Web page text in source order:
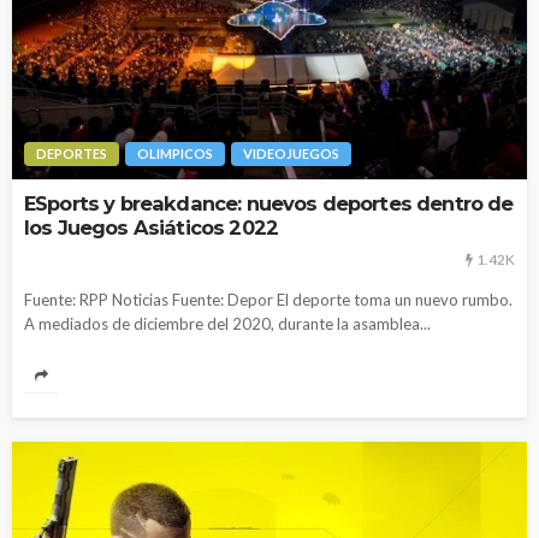
DEPORTES OLIMPICOS VIDEOJUEGOS
ESports y breakdance: nuevos deportes dentro de
los Juegos Asiáticos 2022
1.42K
Fuente: RPP Noticias Fuente: Depor El deporte toma un nuevo rumbo.
A mediados de diciembre del 2020, durante la asamblea...